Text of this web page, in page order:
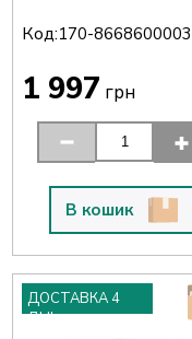
Код:170-8668600003
1 997 грн
В кошик
ДОСТАВКА 4
ДНІ